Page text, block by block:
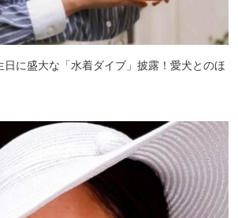
日に盛大な「水着ダイブ」披露！愛犬とのほ